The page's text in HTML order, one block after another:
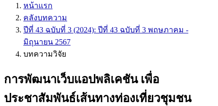
หน้าแรก
คลังบทความ
ปีที่ 43 ฉบับที่ 3 (2024): ปีที่ 43 ฉบับที่ 3 พฤษภาคม -
มิถุนายน 2567
บทความวิจัย
การพัฒนาเว็บแอปพลิเคชัน เพื่อ
ประชาสัมพันธ์เส้นทางท่องเที่ยวชุมชน